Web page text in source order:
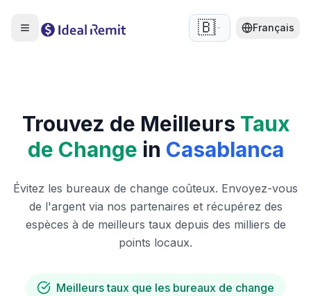
🇧🇪 Français
Trouvez de Meilleurs Taux
de Change in Casablanca
Évitez les bureaux de change coûteux. Envoyez-vous
de l'argent via nos partenaires et récupérez des
espèces à de meilleurs taux depuis des milliers de
points locaux.
Meilleurs taux que les bureaux de change